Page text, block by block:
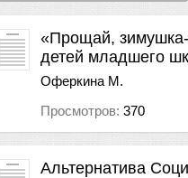
«Прощай,
детей младшего
Оферкина М.
Просмотров: 370
Альтернатива